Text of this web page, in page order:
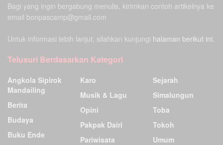
Bagi yang ingin bergabung menulis, kirimkan contoh artikelnya ke
email bonpascamp@gmail.com
Untuk informasi lebih lanjut, silahkan kunjungi halaman berikut ini.
Telusuri Berdasarkan Kategori
Angkola Sipirok
Mandailing
Berita
Budaya
Buku Ende
Karo
Musik & Lagu
Opini
Pakpak Dairi
Pariwisata
Sejarah
Simalungun
Toba
Tokoh
Umum